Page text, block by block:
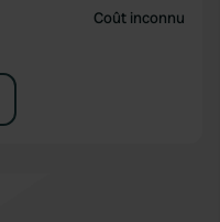
Coût inconnu